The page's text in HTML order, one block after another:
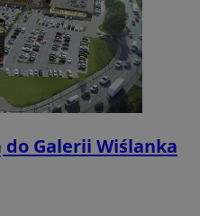
Galerii Wiślanka